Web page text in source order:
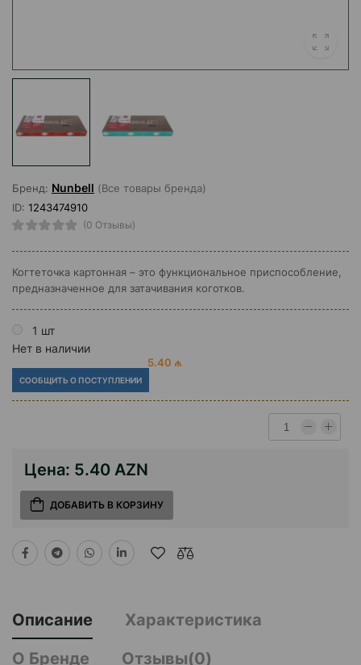
Бренд: Nunbell (Все товары бренда)
ID: 1243474910
(0 Отзывы)
Когтеточка картонная – это функциональное приспособление,
предназначенное для затачивания коготков.
1 шт
Нет в наличии
5.40 ₼
СООБЩИТЬ О ПОСТУПЛЕНИИ
Цена: 5.40 AZN
ДОБАВИТЬ В КОРЗИНУ
Описание
Характеристика
О Бренде
Отзывы(0)